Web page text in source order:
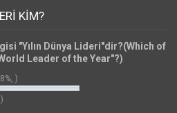
KIM?
"Yılın Dünya Lideri"dir?(Which of
Leader of the Year"?)
)